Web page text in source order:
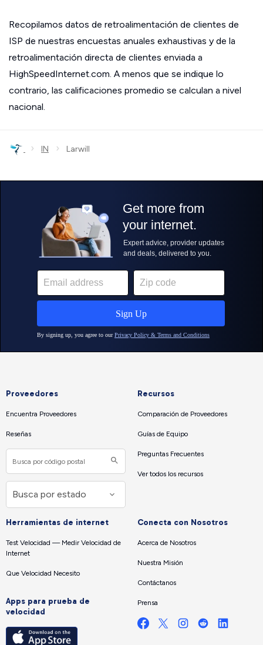
Recopilamos datos de retroalimentación de clientes de
ISP de nuestras encuestas anuales exhaustivas y de la
retroalimentación directa de clientes enviada a
HighSpeedInternet.com. A menos que se indique lo
contrario, las calificaciones promedio se calculan a nivel
nacional.
› IN › Larwill
Proveedores
Encuentra Proveedores
Reseñas
Recursos
Comparación de Proveedores
Guías de Equipo
Preguntas Frecuentes
Ver todos los recursos
Herramientas de internet
Test Velocidad — Medir Velocidad de
Internet
Que Velocidad Necesito
Apps para prueba de
velocidad
Conecta con Nosotros
Acerca de Nosotros
Nuestra Misión
Contáctanos
Prensa